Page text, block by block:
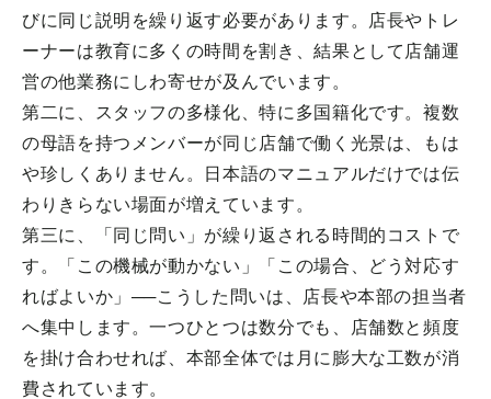
びに同じ説明を繰り返す必要があります。店長やトレ
ーナーは教育に多くの時間を割き、結果として店舗運
営の他業務にしわ寄せが及んでいます。
第二に、スタッフの多様化、特に多国籍化です。複数
の母語を持つメンバーが同じ店舗で働く光景は、もは
や珍しくありません。日本語のマニュアルだけでは伝
わりきらない場面が増えています。
第三に、「同じ問い」が繰り返される時間的コストで
す。「この機械が動かない」「この場合、どう対応す
ればよいか」──こうした問いは、店長や本部の担当者
へ集中します。一つひとつは数分でも、店舗数と頻度
を掛け合わせれば、本部全体では月に膨大な工数が消
費されています。